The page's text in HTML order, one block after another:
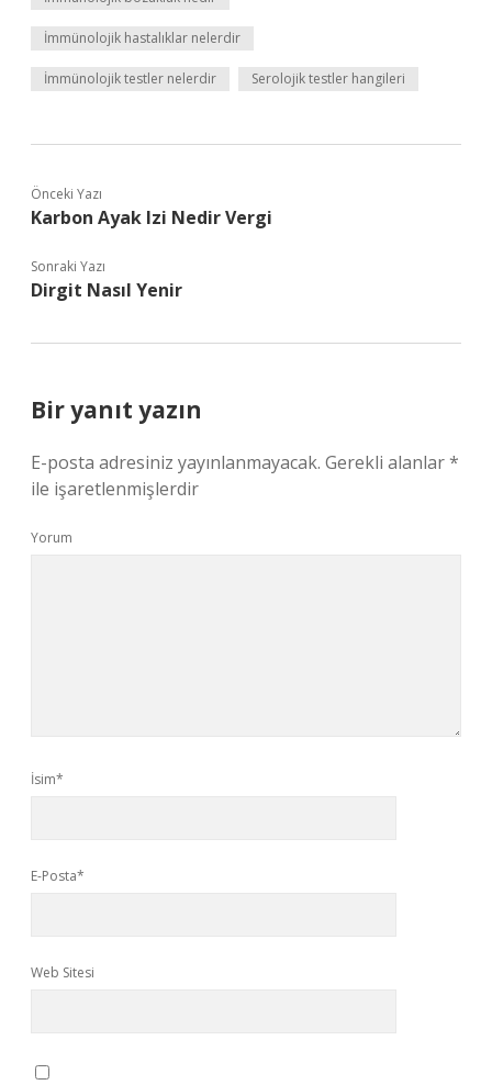
İmmünolojik hastalıklar nelerdir
İmmünolojik testler nelerdir Serolojik testler hangileri
Önceki Yazı
Karbon Ayak Izi Nedir Vergi
Sonraki Yazı
Dirgit Nasıl Yenir
Bir yanıt yazın
E-posta adresiniz yayınlanmayacak. Gerekli alanlar*
ile işaretlenmişlerdir
Yorum
İsim*
E-Posta*
Web Sitesi